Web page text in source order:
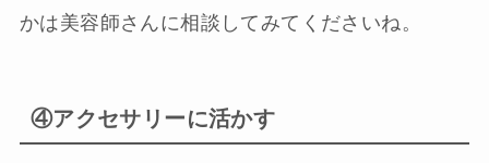
かは美容師さんに相談してみてくださいね。
④アクセサリーに活かす